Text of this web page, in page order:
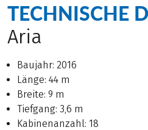
TECHNISCHE
Aria
Baujahr: 2016
Länge: 44 m
Breite: 9 m
Tiefgang: 3,6 m
Kabinenanzahl: 18